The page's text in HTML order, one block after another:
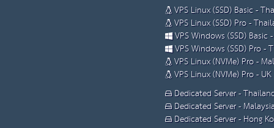
VPS Linux (SSD) Basic -
VPS Linux (SSD) Pro -
VPS Windows (SSD) Basic
VPS Windows (SSD) Pro -
VPS Linux (NVMe) Pro -
VPS Linux (NVMe) Pro - UK
Dedicated Server -
Dedicated Server -
Dedicated Server - Hong